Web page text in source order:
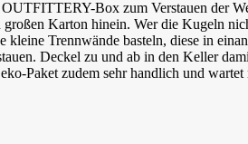
Box zum Verstauen der
Karton hinein. Wer die Kugeln
kleine Trennwände basteln, diese in
Deckel zu und ab in den Keller
Paket zudem sehr handlich und